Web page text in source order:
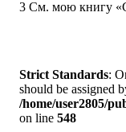
3 См. мою книгу
Strict Standards:
should be assigned
/home/user2805/
on line 548